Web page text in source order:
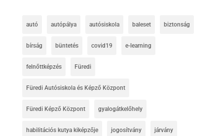
autó autópálya autósiskola baleset biztonság
bírság büntetés covid19 e-learning
felnőttképzés Füredi
Füredi Autósiskola és Képző Központ
Füredi Képző Központ gyalogátkelőhely
habilitációs kutya kiképzője jogosítvány járvány